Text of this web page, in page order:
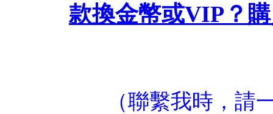
款換金幣或VIP？
（聯繫我時，請